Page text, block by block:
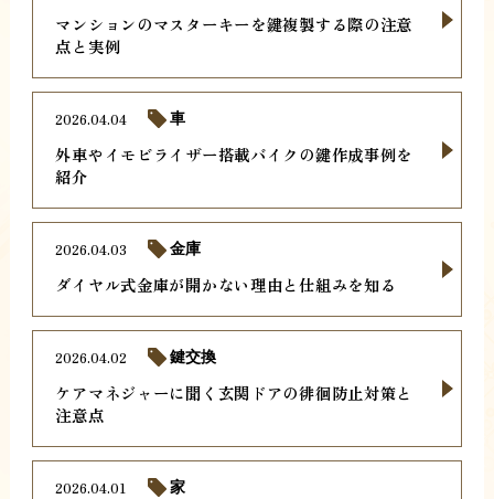
マンションのマスターキーを鍵複製する際の注意
点と実例
外車やイモビライザー搭載バイクの鍵作成事例を
紹介
2026.04.04 車
ダイヤル式金庫が開かない理由と仕組みを知る
2026.04.03 金庫
ケアマネジャーに聞く玄関ドアの徘徊防止対策と
注意点
2026.04.02 鍵交換
2026.04.01 家